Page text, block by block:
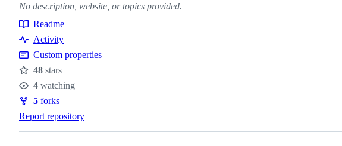
No description, website, or topics provided.
Resources
Readme
Activity
Custom properties
Stars
48 stars
Watchers
4 watching
Forks
5 forks
Report repository